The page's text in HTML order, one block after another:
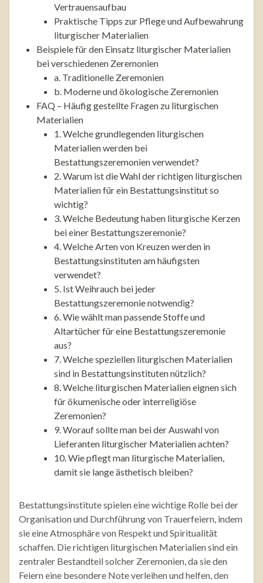
Vertrauensaufbau
Praktische Tipps zur Pflege und Aufbewahrung
liturgischer Materialien
Beispiele für den Einsatz liturgischer Materialien
bei verschiedenen Zeremonien
a. Traditionelle Zeremonien
b. Moderne und ökologische Zeremonien
FAQ – Häufig gestellte Fragen zu liturgischen
Materialien
1. Welche grundlegenden liturgischen
Materialien werden bei
Bestattungszeremonien verwendet?
2. Warum ist die Wahl der richtigen liturgischen
Materialien für ein Bestattungsinstitut so
wichtig?
3. Welche Bedeutung haben liturgische Kerzen
bei einer Bestattungszeremonie?
4. Welche Arten von Kreuzen werden in
Bestattungsinstituten am häufigsten
verwendet?
5. Ist Weihrauch bei jeder
Bestattungszeremonie notwendig?
6. Wie wählt man passende Stoffe und
Altartücher für eine Bestattungszeremonie
aus?
7. Welche speziellen liturgischen Materialien
sind in Bestattungsinstituten nützlich?
8. Welche liturgischen Materialien eignen sich
für ökumenische oder interreligiöse
Zeremonien?
9. Worauf sollte man bei der Auswahl von
Lieferanten liturgischer Materialien achten?
10. Wie pflegt man liturgische Materialien,
damit sie lange ästhetisch bleiben?
Bestattungsinstitute spielen eine wichtige Rolle bei der
Organisation und Durchführung von Trauerfeiern, indem
sie eine Atmosphäre von Respekt und Spiritualität
schaffen. Die richtigen liturgischen Materialien sind ein
zentraler Bestandteil solcher Zeremonien, da sie den
Feiern eine besondere Note verleihen und helfen, den